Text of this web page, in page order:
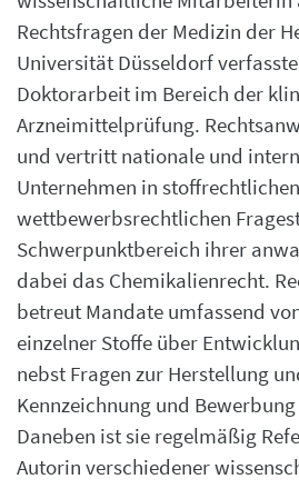
Rechtsfragen der Medizin der
Universität Düsseldorf
Doktorarbeit im Bereich der
Arzneimittelprüfung.
und vertritt nationale und
Unternehmen in
wettbewerbsrechtlichen
Schwerpunktbereich ihrer
dabei das Chemikalienrecht.
betreut Mandate umfassend
einzelner Stoffe über
nebst Fragen zur Herstellung
Kennzeichnung und Bewerbung
Daneben ist sie regelmäßig
Autorin verschiedener